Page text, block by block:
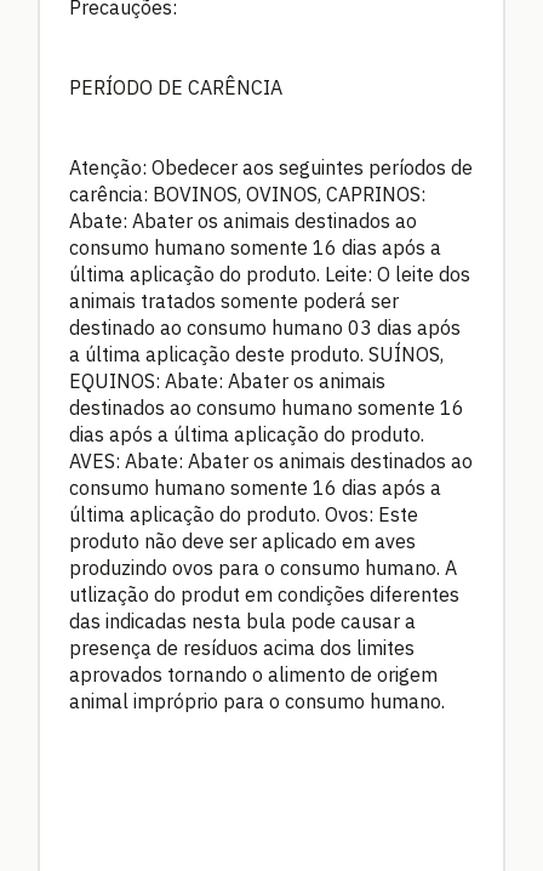
Precauções:
PERÍODO DE CARÊNCIA
Atenção: Obedecer aos seguintes períodos de
carência: BOVINOS, OVINOS, CAPRINOS:
Abate: Abater os animais destinados ao
consumo humano somente 16 dias após a
última aplicação do produto. Leite: O leite dos
animais tratados somente poderá ser
destinado ao consumo humano 03 dias após
a última aplicação deste produto. SUÍNOS,
EQUINOS: Abate: Abater os animais
destinados ao consumo humano somente 16
dias após a última aplicação do produto.
AVES: Abate: Abater os animais destinados ao
consumo humano somente 16 dias após a
última aplicação do produto. Ovos: Este
produto não deve ser aplicado em aves
produzindo ovos para o consumo humano. A
utlização do produt em condições diferentes
das indicadas nesta bula pode causar a
presença de resíduos acima dos limites
aprovados tornando o alimento de origem
animal impróprio para o consumo humano.